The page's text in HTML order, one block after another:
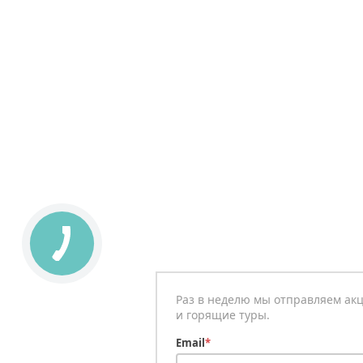
Раз в неделю мы отправляем
и горящие туры.
Email*